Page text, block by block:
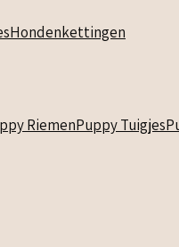
Hondenkettingen
RiemenPuppy Tuigjes